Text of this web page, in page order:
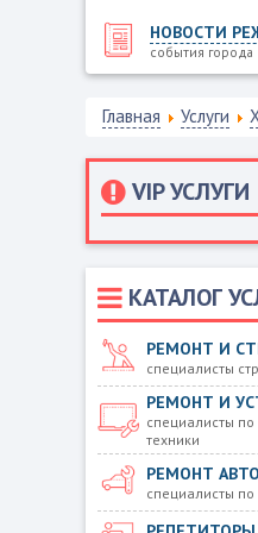
НОВОСТИ
события города
Главная Услуги
VIP УСЛУГИ
КАТАЛОГ
РЕМОНТ И
специалисты
РЕМОНТ И
специалисты
техники
РЕМОНТ АВТО
специалисты